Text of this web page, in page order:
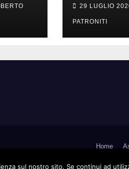
29 LUGLIO
PATRONITI
Home
sul nostro sito. Se continui ad